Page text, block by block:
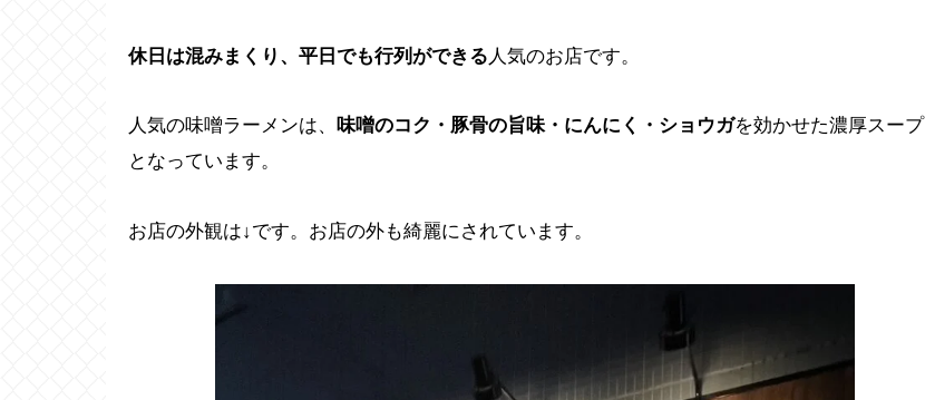
休日は混みまくり、平日でも行列ができる 人気のお店です。
人気の味噌ラーメンは、 味噌のコク・豚骨の旨味・にんにく・ショウガを効かせた濃厚スープ
となっています。
お店の外観は↓です。お店の外も綺麗にされています。